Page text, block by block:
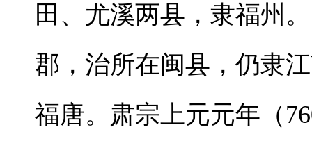
田、尤溪两县，隶福州
郡，治所在闽县，仍隶
福唐。肃宗上元元年（